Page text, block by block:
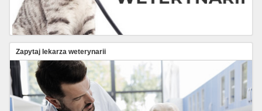
Zapytaj lekarza weterynarii